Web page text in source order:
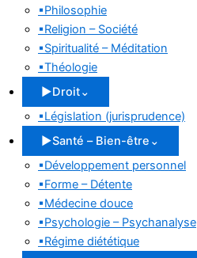
▪Philosophie
▪Religion – Société
▪Spiritualité – Méditation
▪Théologie
▶Droit⌄
▪Législation (jurisprudence)
▶Santé – Bien-être ⌄
▪Développement personnel
▪Forme – Détente
▪Médecine douce
▪Psychologie – Psychanalyse
▪Régime diététique